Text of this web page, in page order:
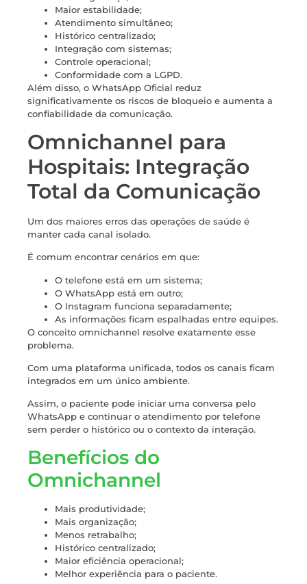
Maior estabilidade;
Atendimento simultâneo;
Histórico centralizado;
Integração com sistemas;
Controle operacional;
Conformidade com a LGPD.
Além disso, o WhatsApp Oficial reduz
significativamente os riscos de bloqueio e aumenta a
confiabilidade da comunicação.
Omnichannel para
Hospitais: Integração
Total da Comunicação
Um dos maiores erros das operações de saúde é
manter cada canal isolado.
É comum encontrar cenários em que:
O telefone está em um sistema;
O WhatsApp está em outro;
O Instagram funciona separadamente;
As informações ficam espalhadas entre equipes.
O conceito omnichannel resolve exatamente esse
problema.
Com uma plataforma unificada, todos os canais ficam
integrados em um único ambiente.
Assim, o paciente pode iniciar uma conversa pelo
WhatsApp e continuar o atendimento por telefone
sem perder o histórico ou o contexto da interação.
Benefícios do
Omnichannel
Mais produtividade;
Mais organização;
Menos retrabalho;
Histórico centralizado;
Maior eficiência operacional;
Melhor experiência para o paciente.